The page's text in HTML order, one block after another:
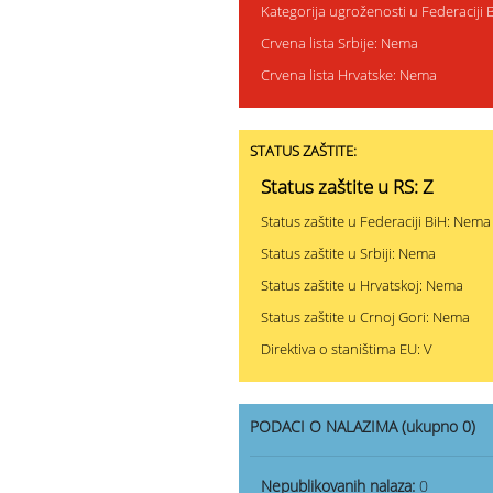
Kategorija ugroženosti u Federaciji
Crvena lista Srbije: Nema
Crvena lista Hrvatske: Nema
STATUS ZAŠTITE:
Status zaštite u RS: Z
Status zaštite u Federaciji BiH: Nema
Status zaštite u Srbiji: Nema
Status zaštite u Hrvatskoj: Nema
Status zaštite u Crnoj Gori: Nema
Direktiva o staništima EU: V
PODACI O NALAZIMA (ukupno 0)
Nepublikovanih nalaza: 0